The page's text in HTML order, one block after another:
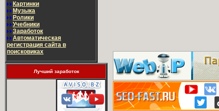
Картинки
Музыка
Ролики
Учебники
Заработок
Автоматическая
регистрация сайта в
поисковиках
Лучший заработок